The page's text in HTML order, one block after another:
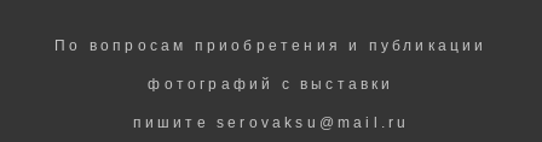
По вопросам приобретения и публикации
фотографий с выставки
пишите serovaksu@mail.ru